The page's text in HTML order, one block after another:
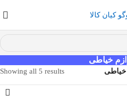
کد تخفیف دریافت کنید.
خیاطی
خیاطی Showing all 5 results